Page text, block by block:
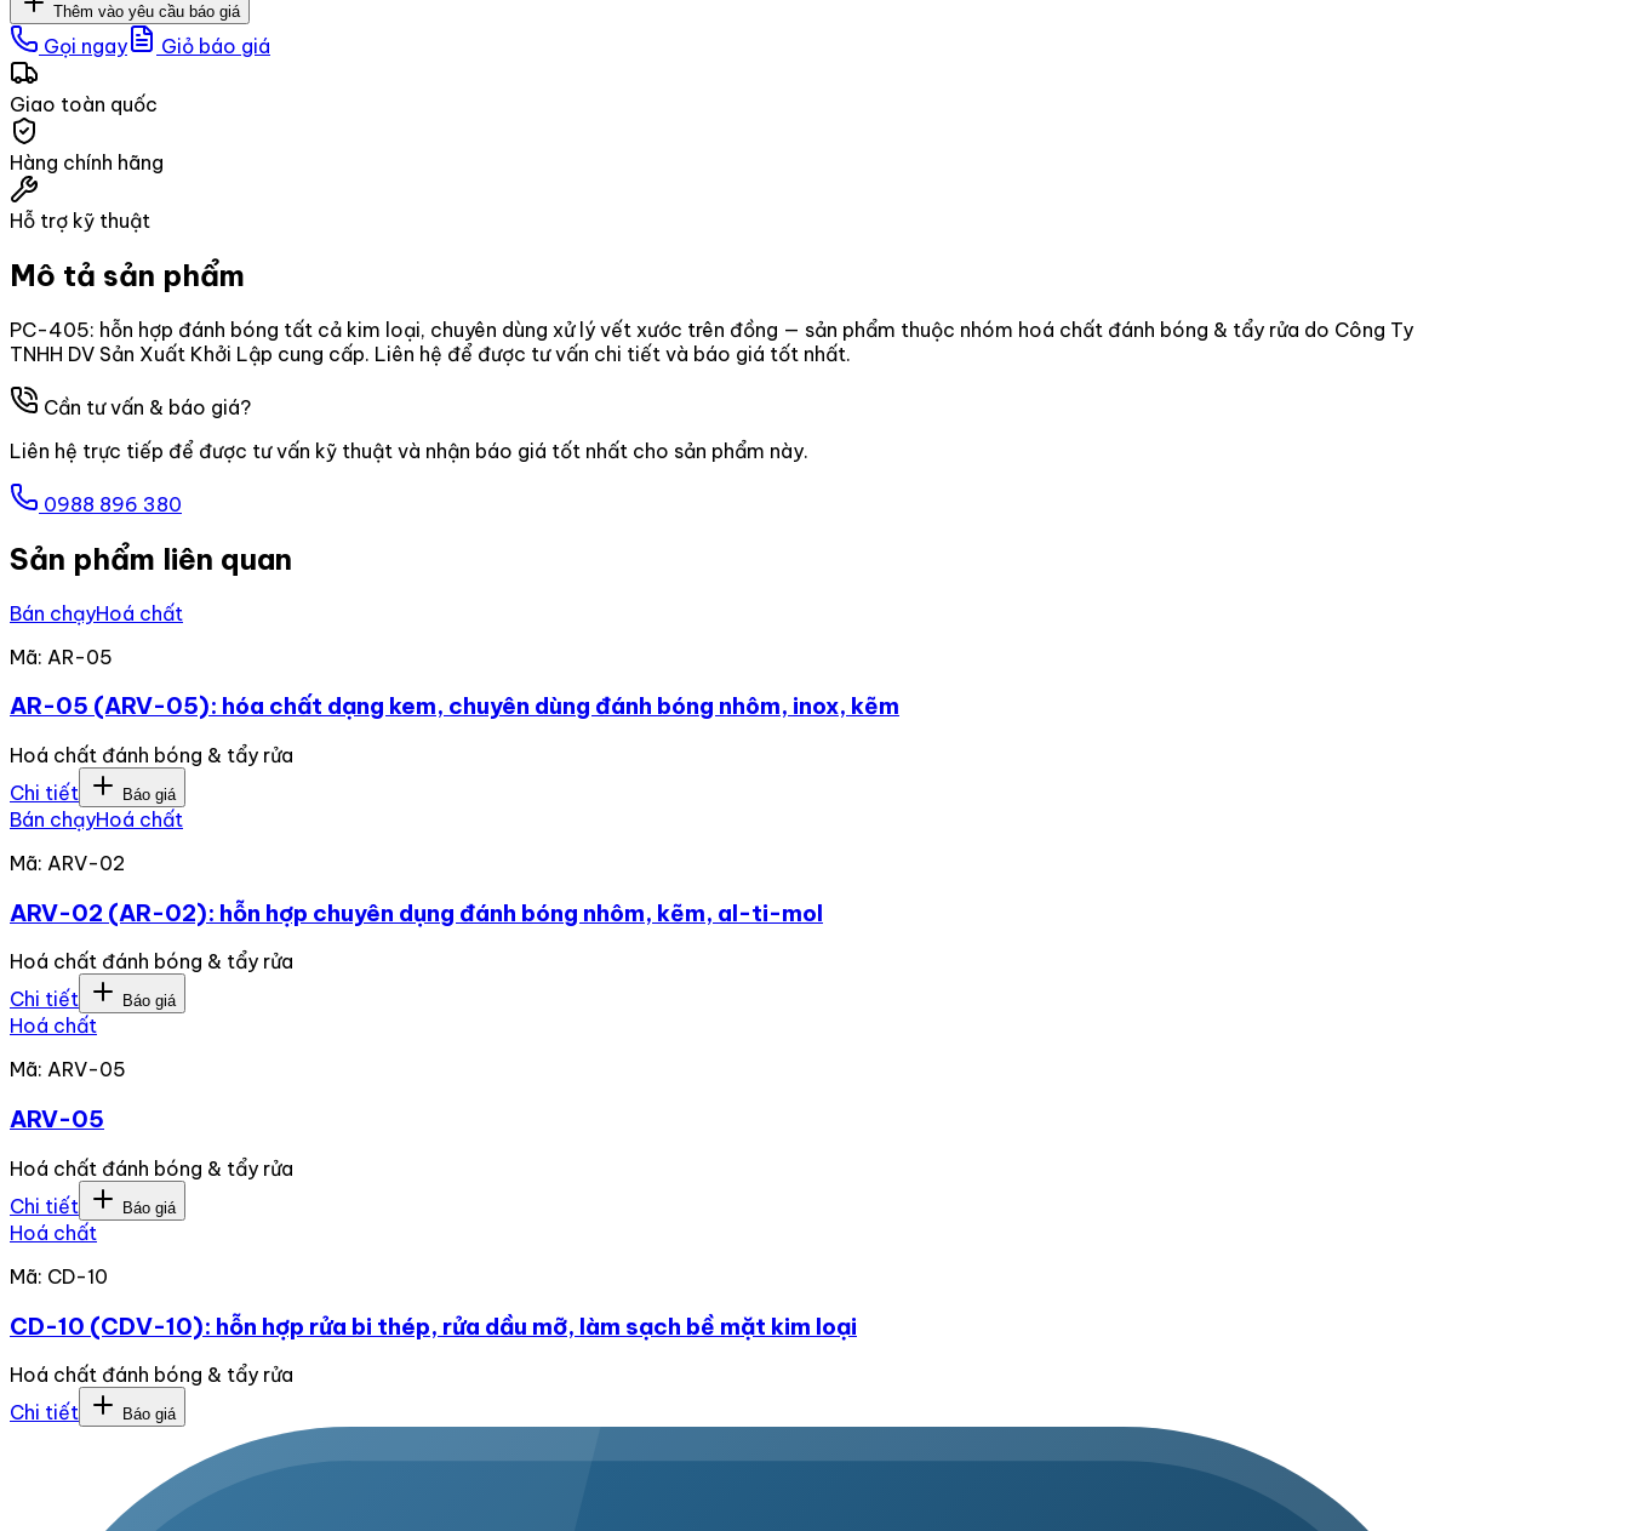
Thêm vào yêu cầu báo giá
Gọi ngay Giỏ báo giá
Giao toàn quốc
Hàng chính hãng
Hỗ trợ kỹ thuật
Mô tả sản phẩm
PC-405: hỗn hợp đánh bóng tất cả kim loại, chuyên dùng xử lý vết xước trên đồng — sản phẩm thuộc nhóm hoá chất đánh bóng & tẩy rửa do Công Ty
TNHH DV Sản Xuất Khởi Lập cung cấp. Liên hệ để được tư vấn chi tiết và báo giá tốt nhất.
Cần tư vấn & báo giá?
Liên hệ trực tiếp để được tư vấn kỹ thuật và nhận báo giá tốt nhất cho sản phẩm này.
0988 896 380
Sản phẩm liên quan
Bán chạyHoá chất
Mã: AR-05
AR-05 (ARV-05): hóa chất dạng kem, chuyên dùng đánh bóng nhôm, inox, kẽm
Hoá chất đánh bóng & tẩy rửa
Chi tiết
Báo giá
Bán chạyHoá chất
Mã: ARV-02
ARV-02 (AR-02): hỗn hợp chuyên dụng đánh bóng nhôm, kẽm, al-ti-mol
Hoá chất đánh bóng & tẩy rửa
Chi tiết
Báo giá
Hoá chất
Mã: ARV-05
ARV-05
Hoá chất đánh bóng & tẩy rửa
Chi tiết
Báo giá
Hoá chất
Mã: CD-10
CD-10 (CDV-10): hỗn hợp rửa bi thép, rửa dầu mỡ, làm sạch bề mặt kim loại
Hoá chất đánh bóng & tẩy rửa
Chi tiết
Báo giá